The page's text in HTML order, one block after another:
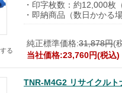
・印字枚数：約12,000枚
・即納商品（数日かかる
る
純正標準価格:31,878円(
当社価格:23,760円(税込)
TNR-M4G2 リサイクルト